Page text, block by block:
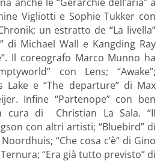
Vigliotti e Sophie Tukker con
un estratto de “La livella”
di Michael Wall e Kangding Ray
Il coreografo Marco Munno ha
con Lens; “Awake”;
Lake e “The departure” di Max
Infine “Partenope” con ben
cura di Christian La Sala. “II
con altri artisti; “Bluebird” di
“Che cosa c’è” di Gino
“Era già tutto previsto” di